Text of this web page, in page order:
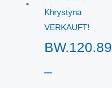
VERKAUFT!
BW.120.89
–